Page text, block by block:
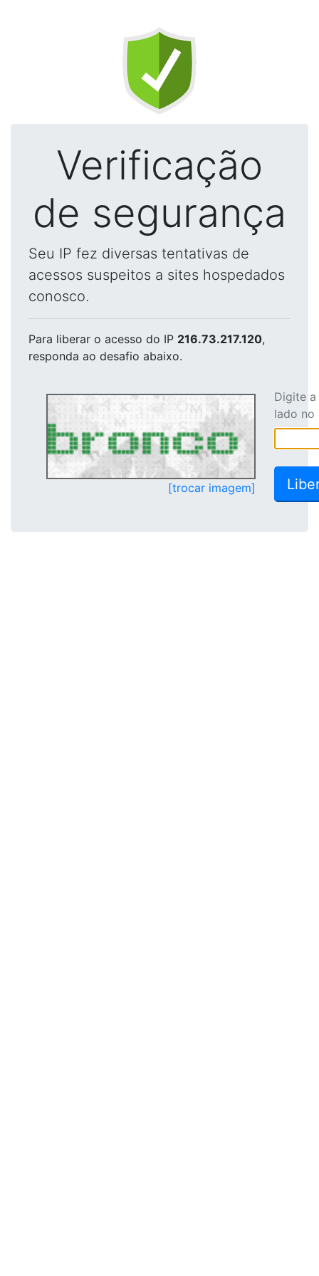
Verificação
de segurança
Seu IP fez diversas tentativas de
acessos suspeitos a sites hospedados
conosco.
Para liberar o acesso do IP 216.73.217.120,
responda ao desafio abaixo.
[trocar imagem]
Digite
lado no